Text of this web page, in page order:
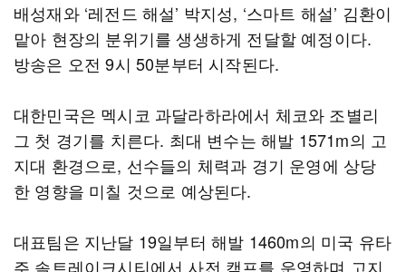
배성재와 ‘레전드 해설’ 박지성, ‘스마트 해설’ 김환이
맡아 현장의 분위기를 생생하게 전달할 예정이다.
방송은 오전 9시 50분부터 시작된다.
대한민국은 멕시코 과달라하라에서 체코와 조별리
그 첫 경기를 치른다. 최대 변수는 해발 1571m의 고
지대 환경으로, 선수들의 체력과 경기 운영에 상당
한 영향을 미칠 것으로 예상된다.
대표팀은 지난달 19일부터 해발 1460m의 미국 유타
주 솔트레이크시티에서 사전 캠프를 운영하며 고지